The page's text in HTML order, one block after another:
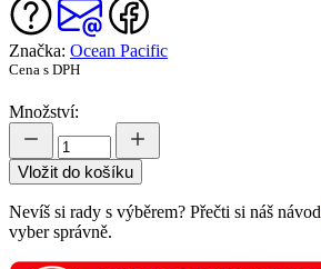
Značka: Ocean Pacific
Cena s DPH
Množství:
Vložit do košíku
Nevíš si rady s výběrem? Přečti si náš návod
vyber správně.